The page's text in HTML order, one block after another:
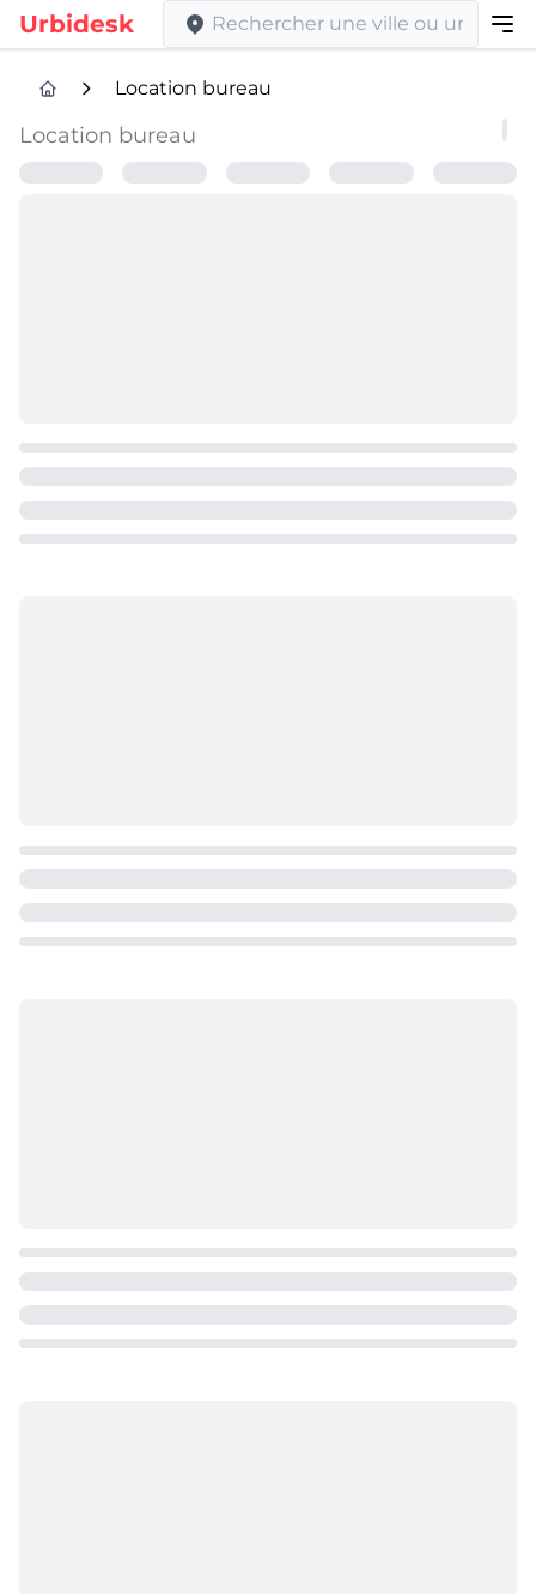
Urbidesk
Location bureau
Location bureau